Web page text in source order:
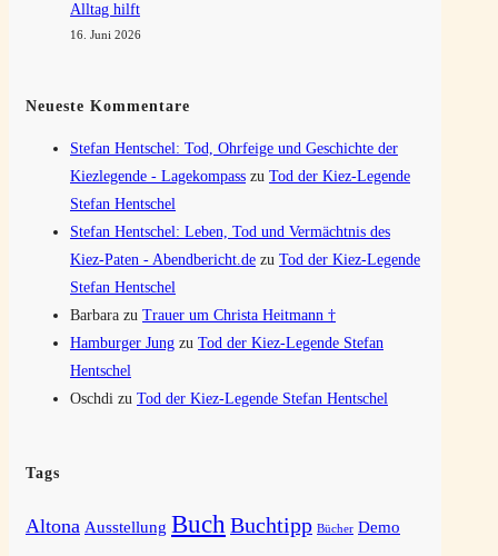
Alltag hilft
16. Juni 2026
Neueste Kommentare
Stefan Hentschel: Tod, Ohrfeige und Geschichte der
Kiezlegende - Lagekompass zu Tod der Kiez-Legende
Stefan Hentschel
Stefan Hentschel: Leben, Tod und Vermächtnis des
Kiez-Paten - Abendbericht.de zu Tod der Kiez-Legende
Stefan Hentschel
Barbara zu Trauer um Christa Heitmann †
Hamburger Jung zu Tod der Kiez-Legende Stefan
Hentschel
Oschdi zu Tod der Kiez-Legende Stefan Hentschel
Tags
Altona Ausstellung BuchBuchtipp Bücher Demo